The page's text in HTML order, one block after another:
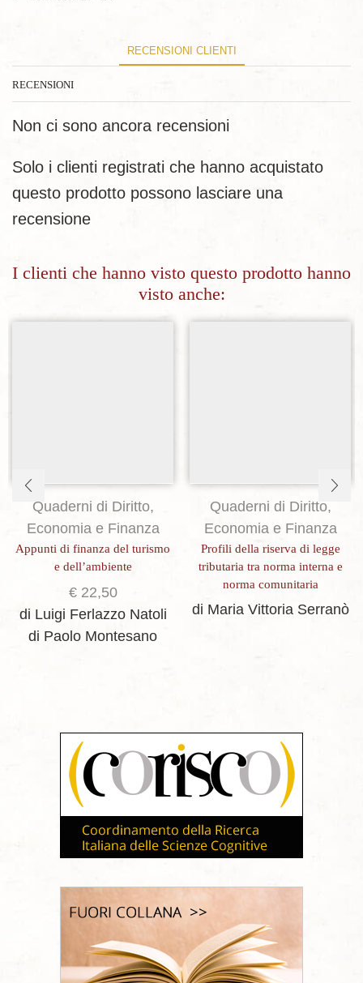
RECENSIONI CLIENTI
RECENSIONI
Non ci sono ancora recensioni
Solo i clienti registrati che hanno acquistato
questo prodotto possono lasciare una
recensione
I clienti che hanno visto questo prodotto hanno
visto anche:
Quaderni di Diritto,
Economia e Finanza
Appunti di finanza del turismo
e dell’ambiente
€22,50
di Luigi Ferlazzo Natoli
di Paolo Montesano
Quaderni di Diritto,
Economia e Finanza
Profili della riserva di legge
tributaria tra norma interna e
norma comunitaria
di Maria Vittoria Serranò